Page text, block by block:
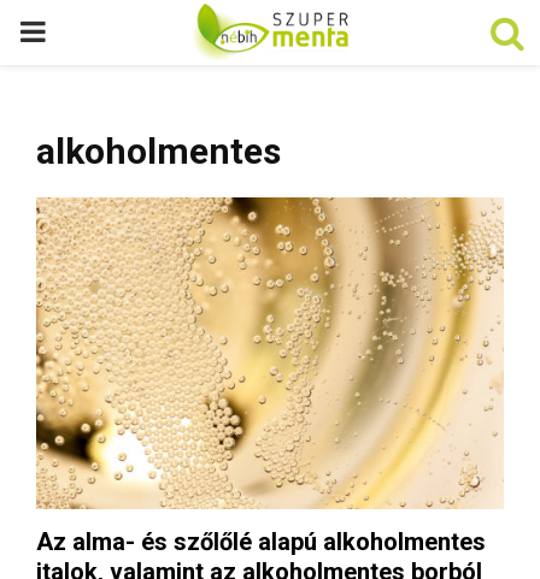
P
M
A
R
Y
M
E
alkoholmentes
Az alma- és szőlőlé alapú alkoholmentes
italok, valamint az alkoholmentes borból